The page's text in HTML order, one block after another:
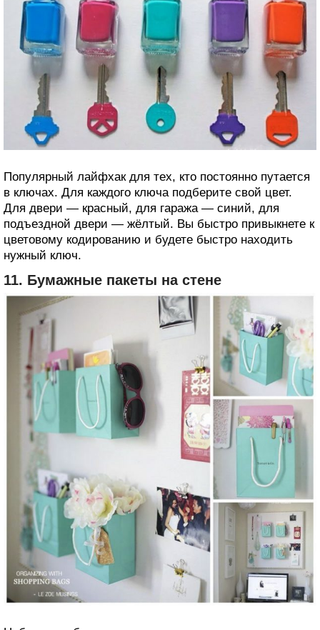
Популярный лайфхак для тех, кто постоянно путается
в ключах. Для каждого ключа подберите свой цвет.
Для двери — красный, для гаража — синий, для
подъездной двери — жёлтый. Вы быстро привыкнете к
цветовому кодированию и будете быстро находить
нужный ключ.
11. Бумажные пакеты на стене